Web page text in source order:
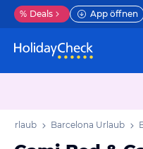
% Deals App öffnen
Urlaub Barcelona Urlaub